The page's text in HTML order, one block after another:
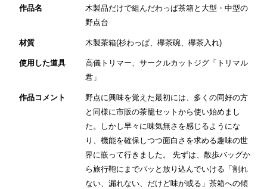
作品名
木製品だけで組んだわっぱ茶箱と大型・中型の
野点台
材質 木製茶箱(杉わっぱ、欅茶碗、欅茶入れ)
使用した道具
高儀トリマー、サークルカットジグ「トリマル
君」
作品コメント
野点に興味を覚えた最初には、多くの同好の方
と同様に市販の茶籠セットから使い始めまし
た。しかし早々に味気無さを感じるようにな
り、機能を確保しつつ面白さを求める趣味の世
界に嵌って行きました。 先ずは、散歩バッグか
ら旅行鞄にまでパッと放り込んでいける「割れ
ない、漏れない、だけど味が或る」茶箱への傾